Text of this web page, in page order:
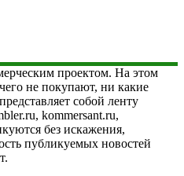
проектом. На этом
не покупают, ни какие
собой ленту
kommersant.ru,
без искажения,
публикуемых новостей